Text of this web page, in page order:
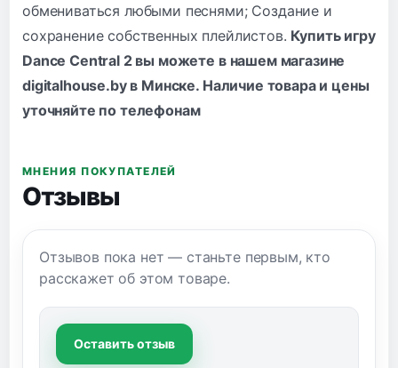
обмениваться любыми песнями; Создание и
сохранение собственных плейлистов. Купить игру
Dance Central 2 вы можете в нашем магазине
digitalhouse.by в Минске. Наличие товара и цены
уточняйте по телефонам
МНЕНИЯ ПОКУПАТЕЛЕЙ
Отзывы
Отзывов пока нет — станьте первым, кто
расскажет об этом товаре.
Оставить отзыв